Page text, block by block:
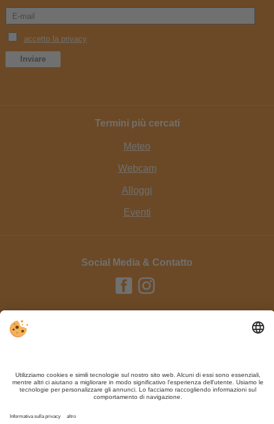
Termini più cercati
Meteo
Webcam
Alloggi
Eventi
Social Media & Contatto
Impostazioni cookie individuali